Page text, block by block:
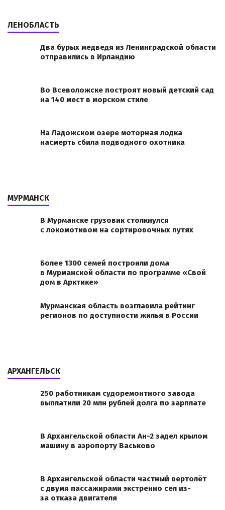
ЛЕНОБЛАСТЬ
Два бурых медведя из Ленинградской области
отправились в Ирландию
Во Всеволожске построят новый детский сад
на 140 мест в морском стиле
На Ладожском озере моторная лодка
насмерть сбила подводного охотника
МУРМАНСК
В Мурманске грузовик столкнулся
с локомотивом на сортировочных путях
Более 1300 семей построили дома
в Мурманской области по программе «Свой
дом в Арктике»
Мурманская область возглавила рейтинг
регионов по доступности жилья в России
АРХАНГЕЛЬСК
250 работникам судоремонтного завода
выплатили 20 млн рублей долга по зарплате
В Архангельской области Ан-2 задел крылом
машину в аэропорту Васьково
В Архангельской области частный вертолёт
с двумя пассажирами экстренно сел из-
за отказа двигателя